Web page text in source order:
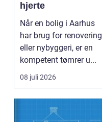
hjerte
Når en bolig i Aarhus
har brug for renovering
eller nybyggeri, er en
kompetent tømrer u...
08 juli 2026